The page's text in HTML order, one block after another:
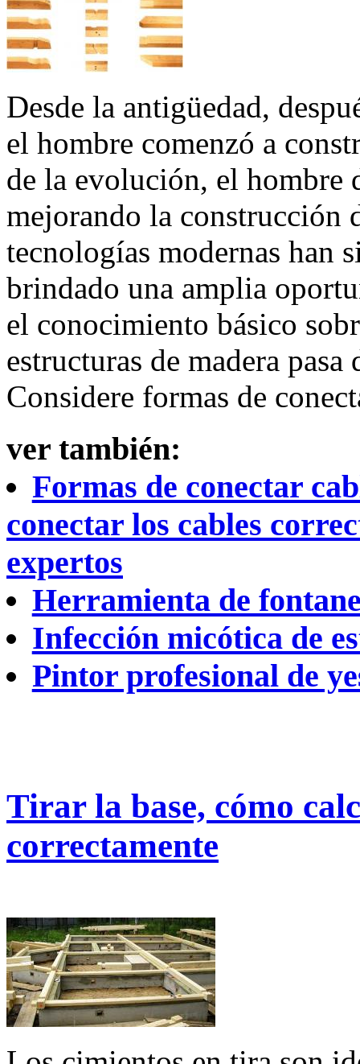
Desde la antigüedad,
el hombre comenzó a
de la evolución, el hombre
mejorando la construcción
tecnologías modernas han
brindado una amplia
el conocimiento básico
estructuras de madera
Considere formas de
ver también:
Formas de conectar
conectar los cables
expertos
Herramienta de
Infección micótica de
Pintor profesional de
Tirar la base, cómo
correctamente